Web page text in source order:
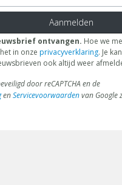
Aanmelden
ontvangen. Hoe we
in onze privacyverklaring. Je
ook altijd weer
door reCAPTCHA en de
enServicevoorwaardenvan Google